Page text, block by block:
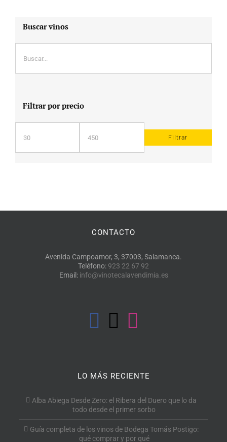
Buscar vinos
Filtrar por precio
Precio
mínimo
Precio
máximo
Filtrar
CONTACTO
Avenida Campoamor, 3, 37003, Salamanca.
Teléfono: 923 22 67 92
Email: info@vinotecalavendimia.es
LO MÁS RECIENTE
Alba Abiega Desde Zero: el Ribera del Duero que lo da
todo desde el primer sorbo
Guía completa de los vinos de Bodega Tomás Postigo:
qué comprar y por qué